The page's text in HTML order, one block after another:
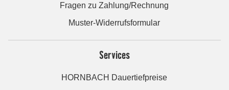
Fragen zu Zahlung/Rechnung
Muster-Widerrufsformular
Services
HORNBACH Dauertiefpreise